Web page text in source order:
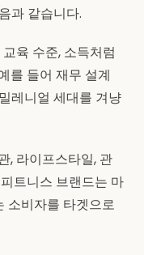
과 같습니다.
육 수준, 소득처럼
를 들어 재무 설계
레니얼 세대를 겨냥
, 라이프스타일, 관
트니스 브랜드는 마
소비자를 타겟으로